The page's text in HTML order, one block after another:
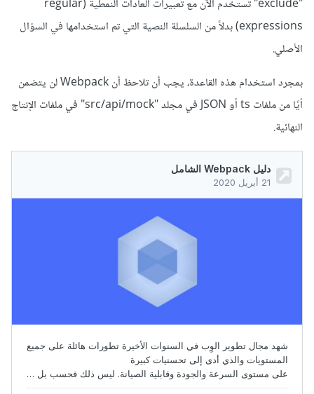
"exclude" تستخدم الآن مع تعبيرات العادات النمطية (regular
expressions) بدلاً من السلسلة النصية التي تم استخدامها في السؤال
الأصلي.
بمجرد استخدام هذه القاعدة، يجب أن تلاحظ أن Webpack لن يتضمن
أيًا من ملفات ts أو JSON في مجلد "src/api/mock" في ملفات الإنتاج
النهائية.